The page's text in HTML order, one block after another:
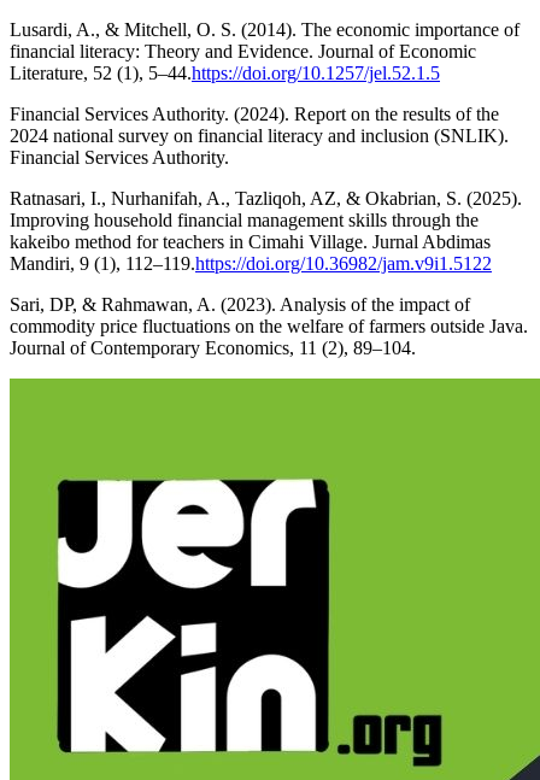
Lusardi, A., & Mitchell, O. S. (2014). The economic importance of
financial literacy: Theory and Evidence. Journal of Economic
Literature, 52 (1), 5–44.https://doi.org/10.1257/jel.52.1.5
Financial Services Authority. (2024). Report on the results of the
2024 national survey on financial literacy and inclusion (SNLIK).
Financial Services Authority.
Ratnasari, I., Nurhanifah, A., Tazliqoh, AZ, & Okabrian, S. (2025).
Improving household financial management skills through the
kakeibo method for teachers in Cimahi Village. Jurnal Abdimas
Mandiri, 9 (1), 112–119.https://doi.org/10.36982/jam.v9i1.5122
Sari, DP, & Rahmawan, A. (2023). Analysis of the impact of
commodity price fluctuations on the welfare of farmers outside Java.
Journal of Contemporary Economics, 11 (2), 89–104.